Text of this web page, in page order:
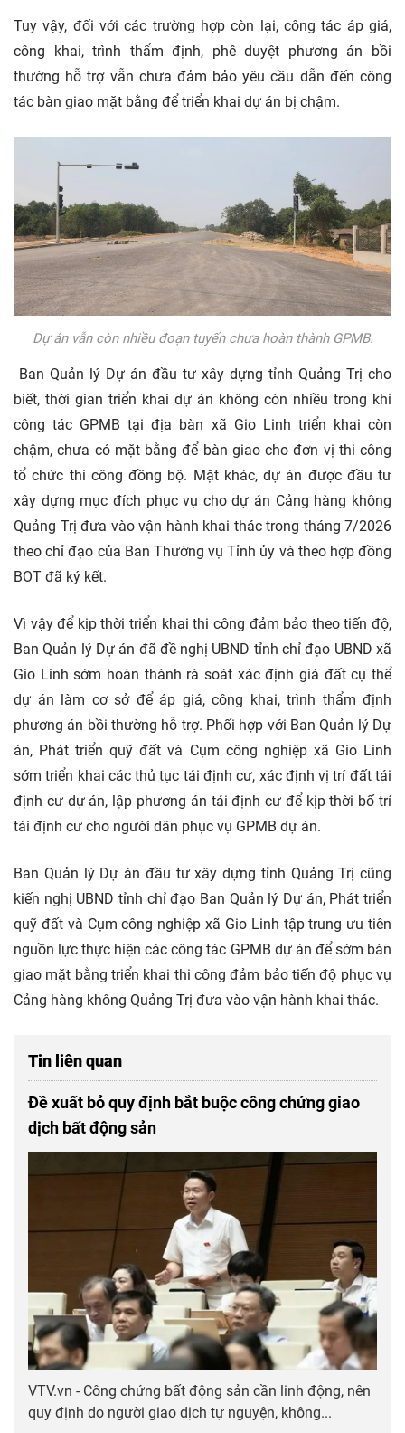
Tuy vậy, đối với các trường hợp còn lại, công tác áp giá,
công khai, trình thẩm định, phê duyệt phương án bồi
thường hỗ trợ vẫn chưa đảm bảo yêu cầu dẫn đến công
tác bàn giao mặt bằng để triển khai dự án bị chậm.
Dự án vẫn còn nhiều đoạn tuyến chưa hoàn thành GPMB.
Ban Quản lý Dự án đầu tư xây dựng tỉnh Quảng Trị cho
biết, thời gian triển khai dự án không còn nhiều trong khi
công tác GPMB tại địa bàn xã Gio Linh triển khai còn
chậm, chưa có mặt bằng để bàn giao cho đơn vị thi công
tổ chức thi công đồng bộ. Mặt khác, dự án được đầu tư
xây dựng mục đích phục vụ cho dự án Cảng hàng không
Quảng Trị đưa vào vận hành khai thác trong tháng 7/2026
theo chỉ đạo của Ban Thường vụ Tỉnh ủy và theo hợp đồng
BOT đã ký kết.
Vì vậy để kịp thời triển khai thi công đảm bảo theo tiến độ,
Ban Quản lý Dự án đã đề nghị UBND tỉnh chỉ đạo UBND xã
Gio Linh sớm hoàn thành rà soát xác định giá đất cụ thể
dự án làm cơ sở để áp giá, công khai, trình thẩm định
phương án bồi thường hỗ trợ. Phối hợp với Ban Quản lý Dự
án, Phát triển quỹ đất và Cụm công nghiệp xã Gio Linh
sớm triển khai các thủ tục tái định cư, xác định vị trí đất tái
định cư dự án, lập phương án tái định cư để kịp thời bố trí
tái định cư cho người dân phục vụ GPMB dự án.
Ban Quản lý Dự án đầu tư xây dựng tỉnh Quảng Trị cũng
kiến nghị UBND tỉnh chỉ đạo Ban Quản lý Dự án, Phát triển
quỹ đất và Cụm công nghiệp xã Gio Linh tập trung ưu tiên
nguồn lực thực hiện các công tác GPMB dự án để sớm bàn
giao mặt bằng triển khai thi công đảm bảo tiến độ phục vụ
Cảng hàng không Quảng Trị đưa vào vận hành khai thác.
Tin liên quan
Đề xuất bỏ quy định bắt buộc công chứng giao
dịch bất động sản
VTV.vn - Công chứng bất động sản cần linh động, nên
quy định do người giao dịch tự nguyện, không...